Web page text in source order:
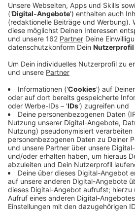
Anzeige
Das Bethanien Krankenhaus in
besonders vorbildlich bei der
ausgezeichnet. Nur 180 Kliniken
das vorweisen. Das Moerser
sein Engagement zur Sicherheit
geehrt. Dabei geht es um den
Krankenhausinfektionen und
Um die höchste Stufe der
ist ein umfangreiches
Desinfektion der Hände nötig.
Anzeige